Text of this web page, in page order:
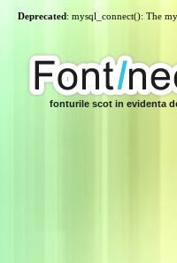
Deprecated: mysql_connect(): The
fonturile scot in evidenta